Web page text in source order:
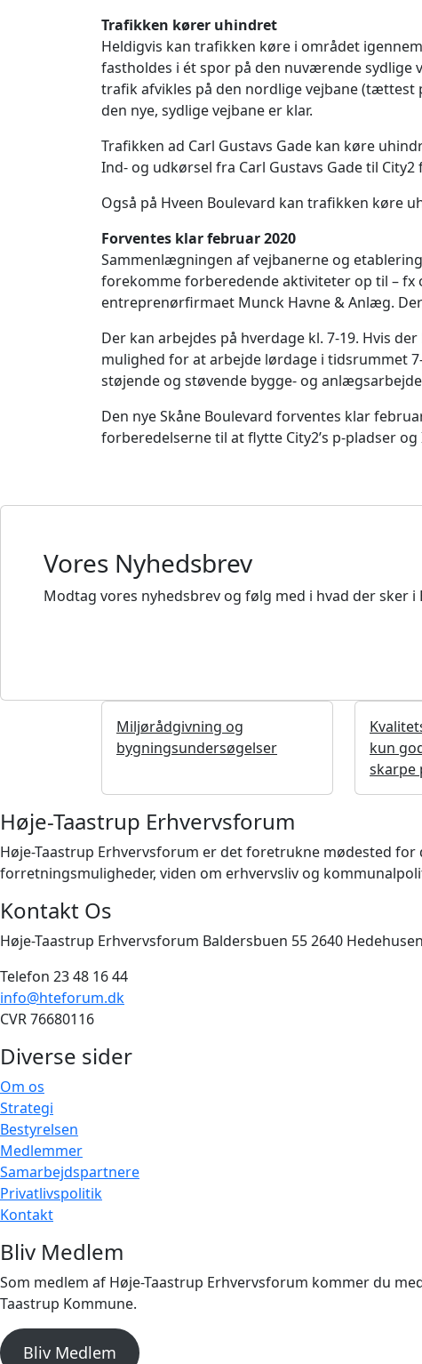
Trafikken kører uhindret
Heldigvis kan trafikken køre i området
fastholdes i ét spor på den nuværende sydlige
trafik afvikles på den nordlige vejbane (tættest
den nye, sydlige vejbane er klar.
Trafikken ad Carl Gustavs Gade kan køre
Ind- og udkørsel fra Carl Gustavs Gade til
Også på Hveen Boulevard kan trafikken køre
Forventes klar februar 2020
Sammenlægningen af vejbanerne og
forekomme forberedende aktiviteter op til –
entreprenørfirmaet Munck Havne & Anlæg.
Der kan arbejdes på hverdage kl. 7-19. Hvis
mulighed for at arbejde lørdage i tidsrummet
støjende og støvende bygge- og
Den nye Skåne Boulevard forventes klar
forberedelserne til at flytte City2’s p-pladser
Vores Nyhedsbrev
Modtag vores nyhedsbrev og følg med i hvad der sker i
Miljørådgivning og
bygningsundersøgelser
kun
skarpe
Høje-Taastrup Erhvervsforum
Høje-Taastrup Erhvervsforum er det foretrukne mødested
forretningsmuligheder, viden om erhvervsliv og
Kontakt Os
Høje-Taastrup Erhvervsforum Baldersbuen 55 2640
Telefon 23 48 16 44
info@hteforum.dk
CVR 76680116
Diverse sider
Om os
Strategi
Bestyrelsen
Medlemmer
Samarbejdspartnere
Privatlivspolitik
Kontakt
Bliv Medlem
Som medlem af Høje-Taastrup Erhvervsforum kommer du
Taastrup Kommune.
Bliv Medlem